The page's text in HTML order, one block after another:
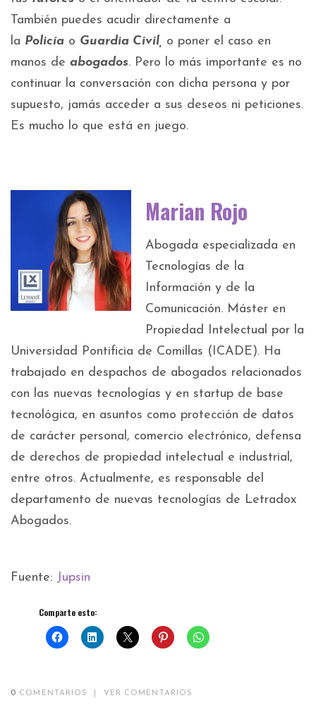
También puedes acudir directamente a
la Policía o Guardia Civil, o poner el caso en
manos de abogados. Pero lo más importante es no
continuar la conversación con dicha persona y por
supuesto, jamás acceder a sus deseos ni peticiones.
Es mucho lo que está en juego.
Marian Rojo
Abogada especializada en
Tecnologías de la
Información y de la
Comunicación. Máster en
Propiedad Intelectual por la
Universidad Pontificia de Comillas (ICADE). Ha
trabajado en despachos de abogados relacionados
con las nuevas tecnologías y en startup de base
tecnológica, en asuntos como protección de datos
de carácter personal, comercio electrónico, defensa
de derechos de propiedad intelectual e industrial,
entre otros. Actualmente, es responsable del
departamento de nuevas tecnologías de Letradox
Abogados.
Fuente: Jupsin
Comparte esto:
0 COMENTARIOS VER COMENTARIOS